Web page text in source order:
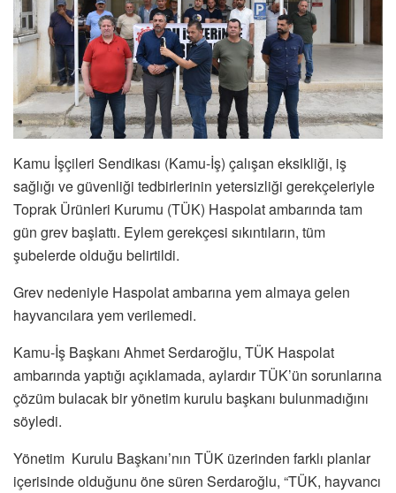
Kamu İşçileri Sendikası (Kamu-İş) çalışan eksikliği, iş
sağlığı ve güvenliği tedbirlerinin yetersizliği gerekçeleriyle
Toprak Ürünleri Kurumu (TÜK) Haspolat ambarında tam
gün grev başlattı. Eylem gerekçesi sıkıntıların, tüm
şubelerde olduğu belirtildi.
Grev nedeniyle Haspolat ambarına yem almaya gelen
hayvancılara yem verilemedi.
Kamu-İş Başkanı Ahmet Serdaroğlu, TÜK Haspolat
ambarında yaptığı açıklamada, aylardır TÜK’ün sorunlarına
çözüm bulacak bir yönetim kurulu başkanı bulunmadığını
söyledi.
Yönetim Kurulu Başkanı’nın TÜK üzerinden farklı planlar
içerisinde olduğunu öne süren Serdaroğlu, “TÜK, hayvancı